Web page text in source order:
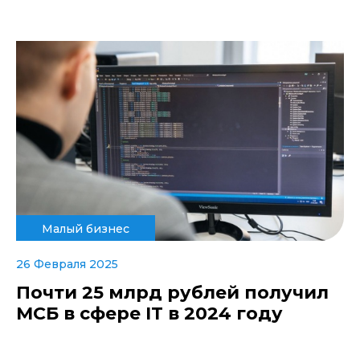
Малый бизнес
26 Февраля 2025
Почти 25 млрд рублей получил
МСБ в сфере IT в 2024 году